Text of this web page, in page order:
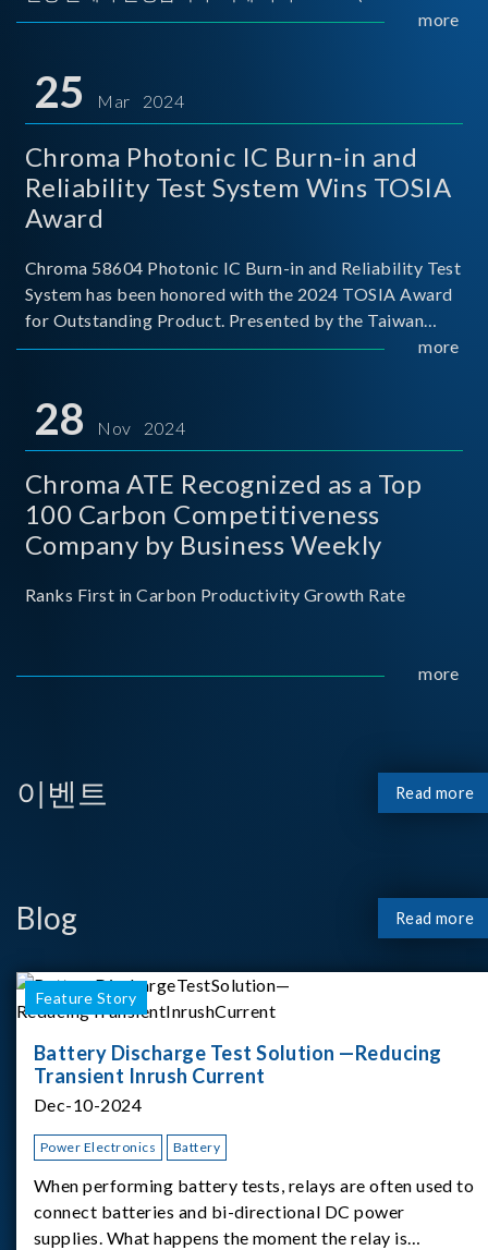
Implementers Forum)는 USB Power Delivery(PD) 전력
서는 USB PD를 지원하는 다양한 제품들이 출시되고 있
습니다. 스마트폰, 디지털 카메라, 모바일 기기, 외장 스토
리지, 노트북, 디스플레이 등에서 하나의
more
25 Mar 2024
Chroma Photonic IC Burn-in and
Reliability Test System Wins TOSIA
Award
Chroma 58604 Photonic IC Burn-in and Reliability Test
System has been honored with the 2024 TOSIA Award
for Outstanding Product. Presented by the Taiwan
Optoelectronic and Semiconductor Industry
for thei
more
28 Nov 2024
Chroma ATE Recognized as a Top
100 Carbon Competitiveness
Company by Business Weekly
Ranks First in Carbon Productivity Growth Rate
more
이벤트 Read more
Blog Read more
Feature Story
Battery Discharge Test Solution —Reducing
Transient Inrush Current
Dec-10-2024
Power Electronics Battery
When performing battery tests, relays are often used to
connect batteries and bi-directional DC power
supplies. What happens the moment the relay is